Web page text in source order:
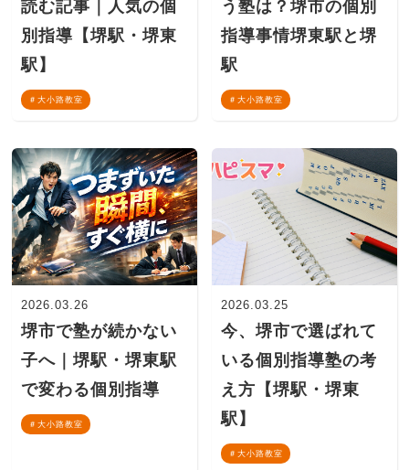
読む記事｜人気の個
別指導【堺駅・堺東
駅】
大小路教室
う塾は？堺市の個別
指導事情堺東駅と堺
駅
大小路教室
2026.03.26
堺市で塾が続かない
子へ｜堺駅・堺東駅
で変わる個別指導
大小路教室
2026.03.25
今、堺市で選ばれて
いる個別指導塾の考
え方【堺駅・堺東
駅】
大小路教室